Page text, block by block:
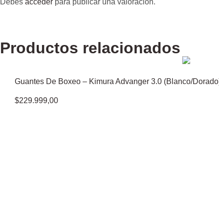
Productos relacionados
Guantes De Boxeo – Kimura Advanger 3.0 (Blanco/
$229.999,00